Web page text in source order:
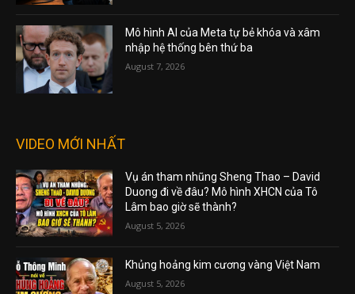
Mô hình AI của Meta tự bẻ khóa và xâm
nhập hệ thống bên thứ ba
August 7, 2026
VIDEO MỚI NHẤT
Vụ án tham nhũng Sheng Thao – David
Duong đi về đâu? Mô hình XHCN của Tô
Lâm bao giờ sẽ thành?
August 5, 2026
Khủng hoảng kim cương vàng Việt Nam
August 5, 2026